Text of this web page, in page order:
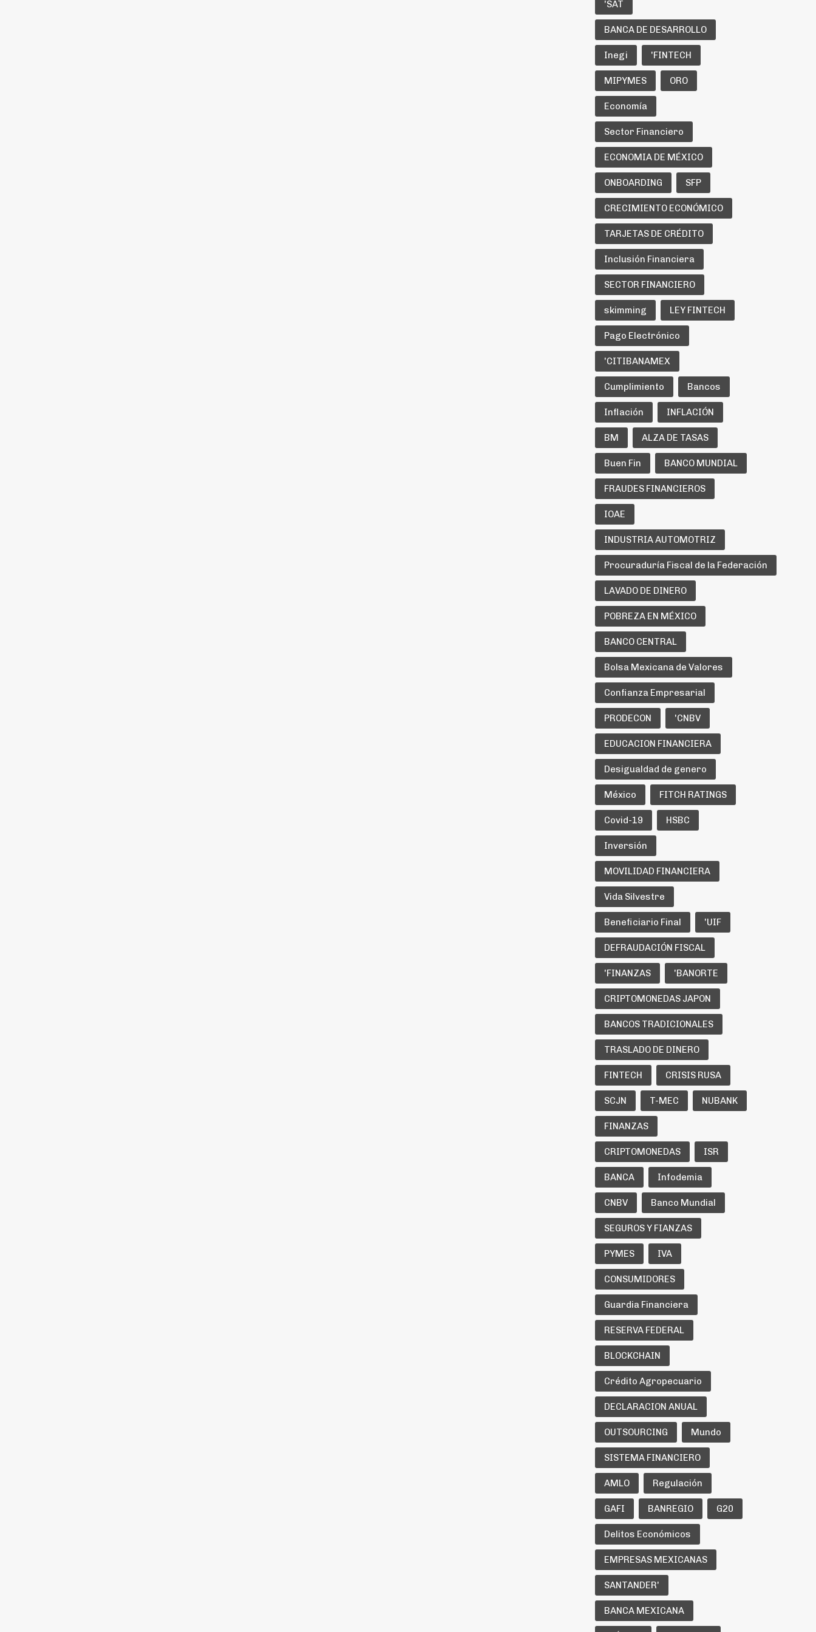
'SAT
BANCA DE DESARROLLO
Inegi 'FINTECH
MIPYMES ORO
Economía
Sector Financiero
ECONOMIA DE MÉXICO
ONBOARDING SFP
CRECIMIENTO ECONÓMICO
TARJETAS DE CRÉDITO
Inclusión Financiera
SECTOR FINANCIERO
skimming LEY FINTECH
Pago Electrónico
'CITIBANAMEX
Cumplimiento Bancos
Inflación INFLACIÓN
BM ALZA DE TASAS
Buen Fin BANCO MUNDIAL
FRAUDES FINANCIEROS
IOAE
INDUSTRIA AUTOMOTRIZ
Procuraduría Fiscal de la Federación
LAVADO DE DINERO
POBREZA EN MÉXICO
BANCO CENTRAL
Bolsa Mexicana de Valores
Confianza Empresarial
PRODECON 'CNBV
EDUCACION FINANCIERA
Desigualdad de genero
México FITCH RATINGS
Covid-19 HSBC
Inversión
MOVILIDAD FINANCIERA
Vida Silvestre
Beneficiario Final 'UIF
DEFRAUDACIÓN FISCAL
'FINANZAS 'BANORTE
CRIPTOMONEDAS JAPON
BANCOS TRADICIONALES
TRASLADO DE DINERO
FINTECH CRISIS RUSA
SCJN T-MEC NUBANK
FINANZAS
CRIPTOMONEDAS ISR
BANCA Infodemia
CNBV Banco Mundial
SEGUROS Y FIANZAS
PYMES IVA
CONSUMIDORES
Guardia Financiera
RESERVA FEDERAL
BLOCKCHAIN
Crédito Agropecuario
DECLARACION ANUAL
OUTSOURCING Mundo
SISTEMA FINANCIERO
AMLO Regulación
GAFI BANREGIO G20
Delitos Económicos
EMPRESAS MEXICANAS
SANTANDER'
BANCA MEXICANA